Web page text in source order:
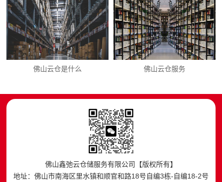
佛山云仓是什么 佛山云仓服务
佛山鑫弛云仓储服务有限公司【版权所有】
地址：佛山市南海区里水镇和顺官和路18号自编3栋-自编18-2号